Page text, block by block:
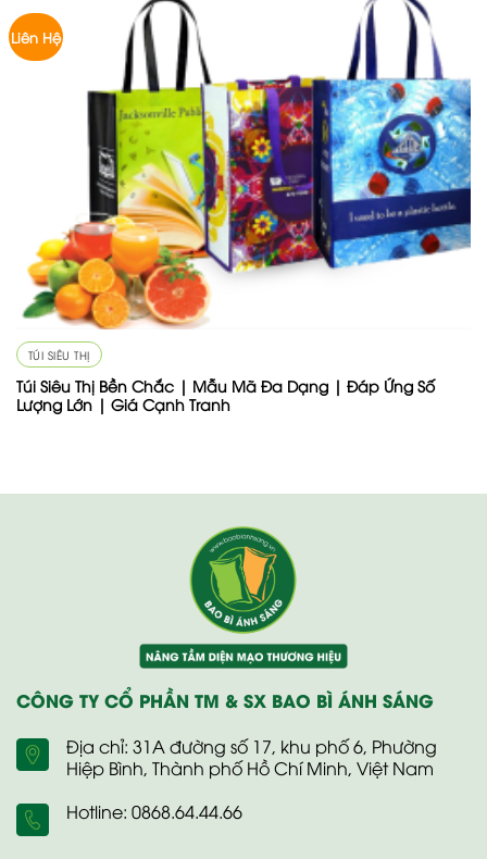
Liên Hệ
TÚI SIÊU THỊ
Túi Siêu Thị Bền Chắc | Mẫu Mã Đa Dạng | Đáp Ứng Số
Lượng Lớn | Giá Cạnh Tranh
CÔNG TY CỔ PHẦN TM & SX BAO BÌ ÁNH SÁNG
Địa chỉ: 31A đường số 17, khu phố 6, Phường
Hiệp Bình, Thành phố Hồ Chí Minh, Việt Nam
Hotline: 0868.64.44.66